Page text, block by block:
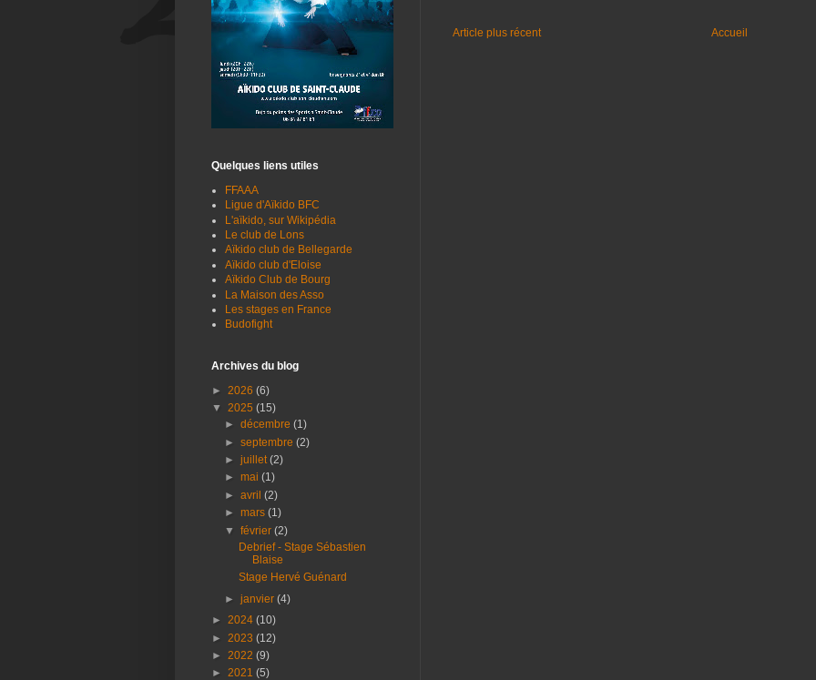
Article plus récent Accueil
Quelques liens utiles
FFAAA
Ligue d'Aïkido BFC
L'aïkido, sur Wikipédia
Le club de Lons
Aïkido club de Bellegarde
Aïkido club d'Eloise
Aïkido Club de Bourg
La Maison des Asso
Les stages en France
Budofight
Archives du blog
► 2026 (6)
▼ 2025 (15)
►décembre(1)
►septembre(2)
►juillet(2)
►mai(1)
►avril(2)
►mars(1)
▼février(2)
Debrief - Stage Sébastien
Blaise
Stage Hervé Guénard
►janvier(4)
► 2024 (10)
► 2023 (12)
► 2022 (9)
► 2021 (5)